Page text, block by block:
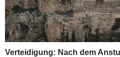
Verteidigung: Nach dem